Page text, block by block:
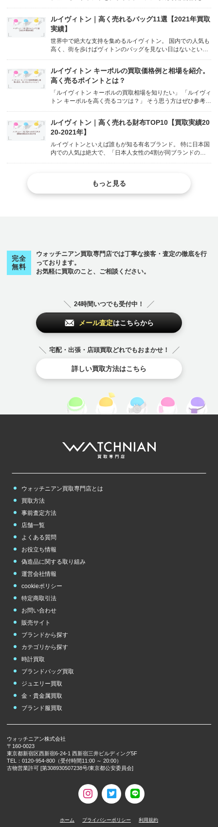
出すための売却のコツも解説します！ /* 基本スタイル */ bod
y { font-family: sa...
ルイヴィトン｜高く売れるバッグ11選【2021年買取
実績】
世界中で絶大な支持を集めるルイヴィトン。 国内での人気も
高く、街を歩けばヴィトンのバッグを見ない日はないという
ン！」と決めているファンもおり、今まで使っていたバッグ
を売って、新作バッグ購入の資金に充てているという方も少
なくないでしょ...
ルイヴィトン キーポルの買取価格例と相場を紹介。
高く売るポイントとは？
「ルイヴィトン キーポルの買取相場を知りたい」 「ルイヴィ
トン キーポルを高く売るコツは？」 そう思う方はぜひ参考に
り、ルイヴィトンの中でも需要の高いモデルです。 ここで
は、そんなルイヴィトン ...
ルイヴィトン｜高く売れる財布TOP10【買取実績20
20-2021年】
ルイヴィトンといえば誰もが知る有名ブランド。 特に日本国
内での人気は絶大で、「日本人女性の4割が同ブランドの製
もっと見る
完全
無料
ウォッチニアン買取専門店では丁寧な接客・査定の徹底を行
っております。
お気軽に買取のこと、ご相談ください。
24時間いつでも受付中！
メール査定はこちらから
宅配・出張・店頭買取どれでもおまかせ！
詳しい買取方法はこちら
ウォッチニアン買取専門店とは
買取方法
事前査定方法
店舗一覧
よくある質問
お役立ち情報
偽造品に関する取り組み
運営会社情報
cookieポリシー
特定商取引法
お問い合わせ
販売サイト
ブランドから探す
カテゴリから探す
時計買取
ブランドバッグ買取
ジュエリー買取
金・貴金属買取
ブランド服買取
ウォッチニアン株式会社
〒160-0023
東京都新宿区西新宿6-24-1 西新宿三井ビルディング5F
TEL：0120-954-800（受付時間11:00 ～ 20:00）
古物営業許可 [第308930507238号/東京都公安委員会]
ホーム プライバシーポリシー 利用規約